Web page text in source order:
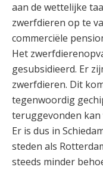
aan de wettelijke
zwerfdieren op te
commerciële
Het
gesubsidieerd. Er
zwerfdieren. Dit
tegenwoordig
teruggevonden kan
Er is dus in
steden als
steeds minder